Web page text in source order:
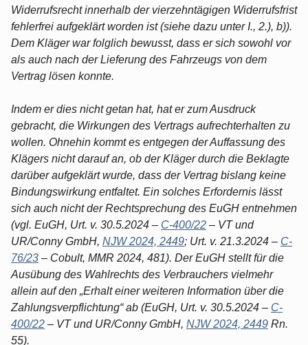
Widerrufsrecht innerhalb der vierzehntägigen Widerrufsfrist
fehlerfrei aufgeklärt worden ist (siehe dazu unter I., 2.), b)).
Dem Kläger war folglich bewusst, dass er sich sowohl vor
als auch nach der Lieferung des Fahrzeugs von dem
Vertrag lösen konnte.
Indem er dies nicht getan hat, hat er zum Ausdruck
gebracht, die Wirkungen des Vertrags aufrechterhalten zu
wollen. Ohnehin kommt es entgegen der Auffassung des
Klägers nicht darauf an, ob der Kläger durch die Beklagte
darüber aufgeklärt wurde, dass der Vertrag bislang keine
Bindungswirkung entfaltet. Ein solches Erfordernis lässt
sich auch nicht der Rechtsprechung des EuGH entnehmen
(vgl. EuGH, Urt. v. 30.5.2024 – C-400/22 – VT und
UR/Conny GmbH, NJW 2024, 2449; Urt. v. 21.3.2024 – C-
76/23 – Cobult, MMR 2024, 481). Der EuGH stellt für die
Ausübung des Wahlrechts des Verbrauchers vielmehr
allein auf den „Erhalt einer weiteren Information über die
Zahlungsverpflichtung“ ab (EuGH, Urt. v. 30.5.2024 – C-
400/22 – VT und UR/Conny GmbH, NJW 2024, 2449 Rn.
55).